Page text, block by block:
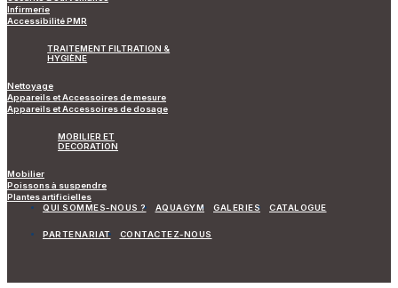
Infirmerie
Accessibilité PMR
TRAITEMENT FILTRATION &
HYGIÈNE
Nettoyage
Appareils et Accessoires de mesure
Appareils et Accessoires de dosage
MOBILIER ET
DECORATION
Mobilier
Poissons à suspendre
Plantes artificielles
QUI SOMMES-NOUS ?
AQUAGYM GALERIES CATALOGUE
PARTENARIAT CONTACTEZ-NOUS